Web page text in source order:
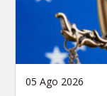
05 Ago 2026